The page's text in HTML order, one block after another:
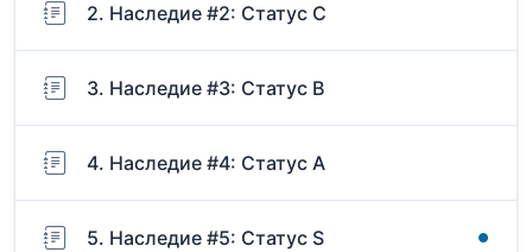
2. Наследие #2: Статус С
3. Наследие #3: Статус B
4. Наследие #4: Статус А
5. Наследие #5: Статус S